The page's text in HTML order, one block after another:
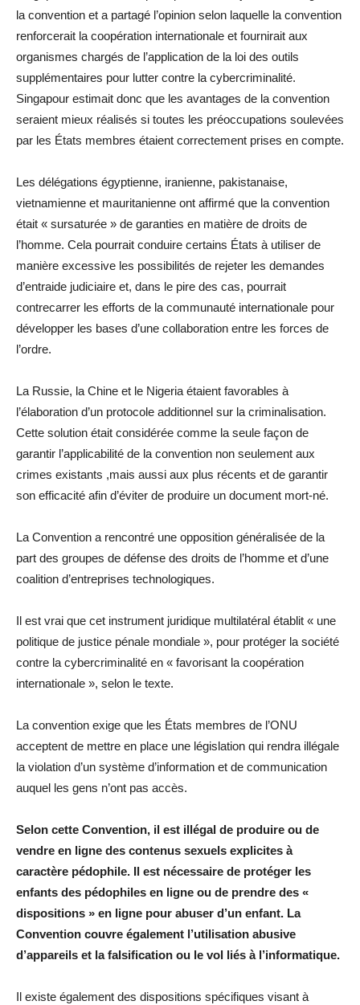
la convention et a partagé l’opinion selon laquelle la convention
renforcerait la coopération internationale et fournirait aux
organismes chargés de l’application de la loi des outils
supplémentaires pour lutter contre la cybercriminalité.
Singapour estimait donc que les avantages de la convention
seraient mieux réalisés si toutes les préoccupations soulevées
par les États membres étaient correctement prises en compte.
Les délégations égyptienne, iranienne, pakistanaise,
vietnamienne et mauritanienne ont affirmé que la convention
était « sursaturée » de garanties en matière de droits de
l’homme. Cela pourrait conduire certains États à utiliser de
manière excessive les possibilités de rejeter les demandes
d’entraide judiciaire et, dans le pire des cas, pourrait
contrecarrer les efforts de la communauté internationale pour
développer les bases d’une collaboration entre les forces de
l’ordre.
La Russie, la Chine et le Nigeria étaient favorables à
l’élaboration d’un protocole additionnel sur la criminalisation.
Cette solution était considérée comme la seule façon de
garantir l’applicabilité de la convention non seulement aux
crimes existants ,mais aussi aux plus récents et de garantir
son efficacité afin d’éviter de produire un document mort-né.
La Convention a rencontré une opposition généralisée de la
part des groupes de défense des droits de l’homme et d’une
coalition d’entreprises technologiques.
Il est vrai que cet instrument juridique multilatéral établit « une
politique de justice pénale mondiale », pour protéger la société
contre la cybercriminalité en « favorisant la coopération
internationale », selon le texte.
La convention exige que les États membres de l’ONU
acceptent de mettre en place une législation qui rendra illégale
la violation d’un système d’information et de communication
auquel les gens n’ont pas accès.
Selon cette Convention, il est illégal de produire ou de
vendre en ligne des contenus sexuels explicites à
caractère pédophile. Il est nécessaire de protéger les
enfants des pédophiles en ligne ou de prendre des «
dispositions » en ligne pour abuser d’un enfant. La
Convention couvre également l’utilisation abusive
d’appareils et la falsification ou le vol liés à l’informatique.
Il existe également des dispositions spécifiques visant à